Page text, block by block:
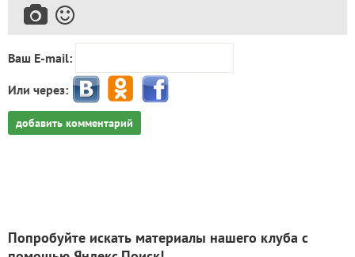
Ваш E-mail:
Или через:
добавить комментарий
Попробуйте искать материалы нашего клуба с